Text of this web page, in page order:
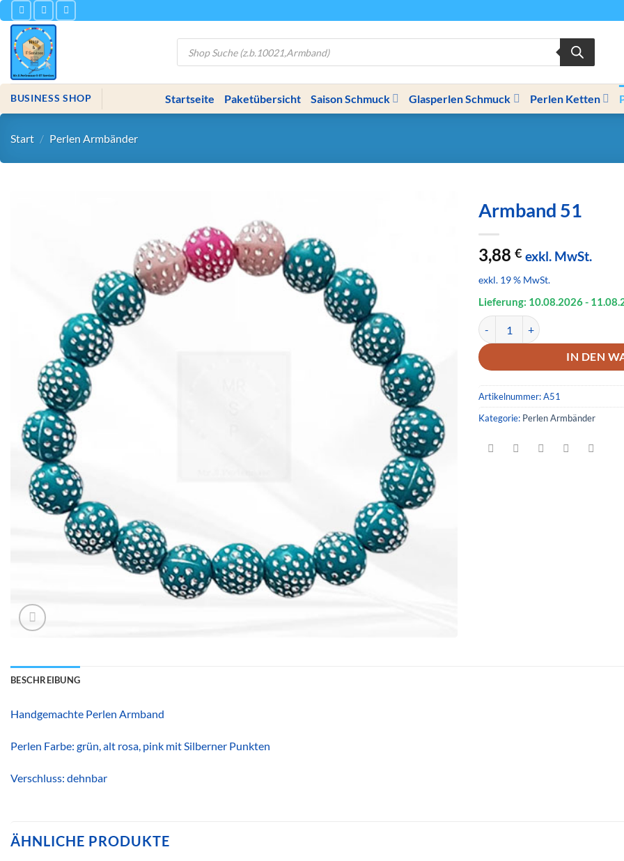
Zum
Inhalt
springen
Products
search
BUSINESS SHOP Startseite Paketübersicht Saison Schmuck Glasperlen Schmuck Perlen Ketten
Start / Perlen Armbänder
Armband 51
3,88 € exkl. MwSt.
exkl. 19 % MwSt.
Lieferung: 10.08.2026- 11.08.
Armband 51 Menge
IN DEN
Artikelnummer:A51
Kategorie: Perlen Armbänder
BESCHREIBUNG
Handgemachte Perlen Armband
Perlen Farbe: grün, alt rosa, pink mit Silberner Punkten
Verschluss: dehnbar
ÄHNLICHE PRODUKTE